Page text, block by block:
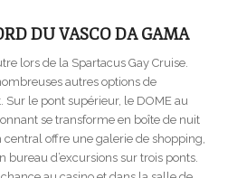
DU VASCO DA GAMA
lors de la Spartacus Gay Cruise.
autres options de
le pont supérieur, le DOME au
se transforme en boîte de nuit
central offre une galerie de shopping,
bureau d’excursions sur trois ponts.